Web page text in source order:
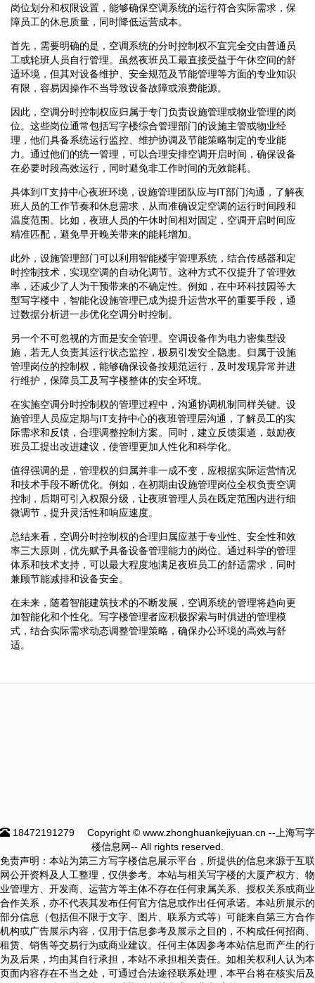
岗位划分和权限设置，能够确保空调系统的运行符合实际需求，保
障员工的休息质量，同时降低运营成本。
首先，需要明确的是，空调系统的分时控制权不宜完全交由普通员
工或轮班人员自行管理。虽然夜班员工最直接受益于午休空间的舒
适环境，但其对设备维护、安全规范及节能管理等方面的专业知识
有限，容易因操作不当导致设备故障或浪费能源。
因此，空调分时控制权应归属于专门负责设施管理或物业管理的岗
位。这些岗位通常包括写字楼综合管理部门的设施主管或物业经
理，他们具备系统运行监控、维护协调及节能策略制定的专业能
力。通过他们的统一管理，可以合理安排空调开启时间，确保设备
在必要时段高效运行，同时避免非工作时间的无效能耗。
具体到IT支持中心夜班环境，设施管理团队应与IT部门沟通，了解夜
班人员的工作节奏和休息需求，从而准确设定空调的运行时间段和
温度范围。比如，夜班人员的午休时间相对固定，空调开启时间应
精准匹配，避免早开晚关带来的能耗增加。
此外，设施管理部门可以利用智能楼宇管理系统，结合传感器和定
时控制技术，实现空调的自动化调节。这种方式不仅提升了管理效
率，还减少了人为干预带来的不确定性。例如，在中环科技园等大
型写字楼中，智能化设施管理已成为提升运营水平的重要手段，通
过数据分析进一步优化空调分时控制。
另一个不可忽视的方面是安全管理。空调设备作为电力密集型设
施，若无人负责其运行状态监控，极易引发安全隐患。归属于设施
管理岗位的控制权，能够确保设备按规范运行，及时发现异常并进
行维护，保障员工及写字楼整体的安全环境。
在实施空调分时控制权的管理过程中，沟通协调机制同样关键。设
施管理人员应定期与IT支持中心的夜班管理层沟通，了解员工的实
际需求和反馈，合理调整控制方案。同时，建立反馈渠道，鼓励夜
班员工提出改进建议，使管理更加人性化和科学化。
值得强调的是，管理权的归属并非一成不变，应根据实际运营情况
和技术手段不断优化。例如，在初期由设施管理岗位全权负责空调
控制，后期可引入权限分级，让夜班管理人员在既定范围内进行细
微调节，提升灵活性和响应速度。
总结来看，空调分时控制权的合理归属应基于专业性、安全性和效
率三大原则，优先赋予具备设备管理能力的岗位。通过科学的管理
体系和技术支持，可以最大程度地满足夜班员工的舒适需求，同时
兼顾节能减排和设备安全。
在未来，随着智能建筑技术的不断发展，空调系统的管理将趋向更
加智能化和个性化。写字楼管理者应积极探索与时俱进的管理模
式，结合实际需求动态调整管理策略，确保办公环境的高效与舒
适。
18472191279
Copyright © www.zhonghuankejiyuan.cn --上海写字
楼信息网-- All rights reserved.
免责声明：本站为第三方写字楼信息展示平台，所提供的信息来源于互联
网公开资料及人工整理，仅供参考。本站与相关写字楼的大厦产权方、物
业管理方、开发商、运营方等主体不存在任何隶属关系、授权关系或商业
合作关系，亦不代表其发布任何官方信息或作出任何承诺。本站所展示的
部分信息（包括但不限于文字、图片、联系方式等）可能来自第三方合作
机构或广告展示内容，仅用于信息参考及展示之目的，不构成任何招商、
租赁、销售等交易行为或商业建议。任何主体因参考本站信息而产生的行
为及后果，均由其自行承担，本站不承担相关责任。如相关权利人认为本
页面内容存在不当之处，可通过合法途径联系处理，本平台将在核实后及